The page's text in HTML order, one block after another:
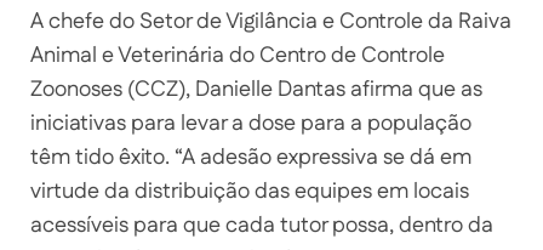
A chefe do Setor de Vigilância e Controle da Raiva
Animal e Veterinária do Centro de Controle
Zoonoses (CCZ), Danielle Dantas afirma que as
iniciativas para levar a dose para a população
têm tido êxito. “A adesão expressiva se dá em
virtude da distribuição das equipes em locais
acessíveis para que cada tutor possa, dentro da